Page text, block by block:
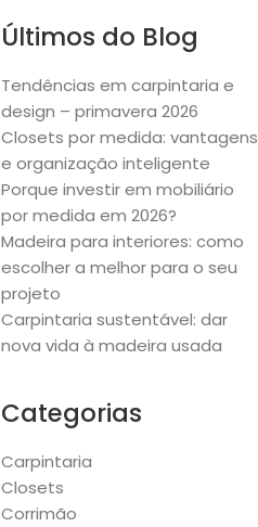
Últimos do Blog
Tendências em carpintaria e
design – primavera 2026
Closets por medida: vantagens
e organização inteligente
Porque investir em mobiliário
por medida em 2026?
Madeira para interiores: como
escolher a melhor para o seu
projeto
Carpintaria sustentável: dar
nova vida à madeira usada
Categorias
Carpintaria
Closets
Corrimão